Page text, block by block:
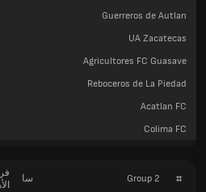
Guerreros de Autlan
UA Zacatecas
Agricultores FC Guasave
Reboceros de La Piedad
Acatlan FC
Colima FC
#
Group 2 سا